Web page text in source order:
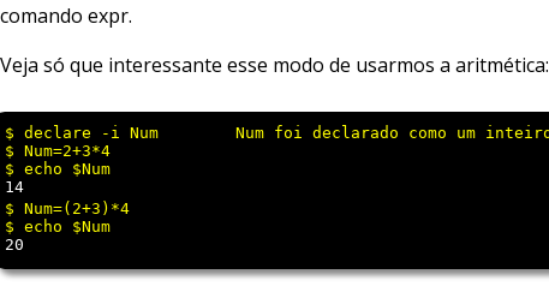
comando expr.
Veja só que interessante esse modo de usarmos a aritmética:
$ declare -i Num	Num foi declarado como um inteiro (-i)
$ Num=2+3*4
14
$ Num=(2+3)*4
20